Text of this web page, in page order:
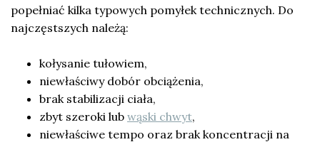
popełniać kilka typowych pomyłek technicznych. Do
najczęstszych należą:
kołysanie tułowiem,
niewłaściwy dobór obciążenia,
brak stabilizacji ciała,
zbyt szeroki lub wąski chwyt,
niewłaściwe tempo oraz brak koncentracji na